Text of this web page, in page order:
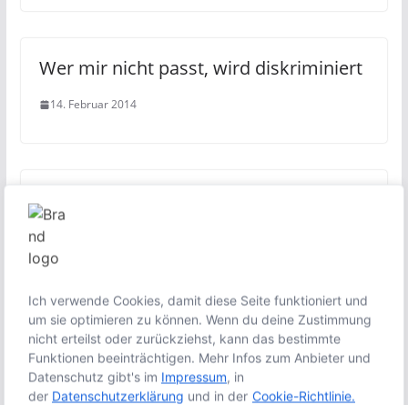
Ich verwende Cookies, damit diese Seite funktioniert und
um sie optimieren zu können. Wenn du deine Zustimmung
nicht erteilst oder zurückziehst, kann das bestimmte
Funktionen beeinträchtigen. Mehr Infos zum Anbieter und
Datenschutz gibt's im Impressum, in
der Datenschutzerklärung und in der Cookie-Richtlinie.
Wer mir nicht passt, wird diskriminiert
14. Februar 2014
Sklavenarbeit für die Fußball WM
3 Kommentare zu „Das Töten von
Massenmördern“